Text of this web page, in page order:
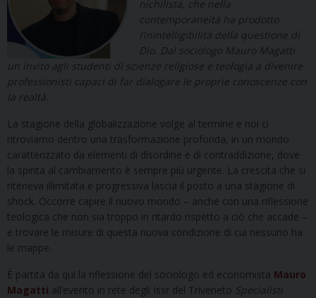
nichilista, che nella
contemporaneità ha prodotto
l’inintelligibilità della questione di
Dio. Dal sociologo Mauro Magatti
un invito agli studenti di scienze religiose e teologia a divenire
professionisti capaci di far dialogare le proprie conoscenze con
la realtà.
La stagione della globalizzazione volge al termine e noi ci
ritroviamo dentro una trasformazione profonda, in un mondo
caratterizzato da elementi di disordine e di contraddizione, dove
la spinta al cambiamento è sempre più urgente. La crescita che si
riteneva illimitata e progressiva lascia il posto a una stagione di
shock. Occorre capire il nuovo mondo – anche con una riflessione
teologica che non sia troppo in ritardo rispetto a ciò che accade –
e trovare le misure di questa nuova condizione di cui nessuno ha
le mappe.
È partita da qui la riflessione del sociologo ed economista Mauro
Magatti all’evento in rete degli Issr del Triveneto Specialisti